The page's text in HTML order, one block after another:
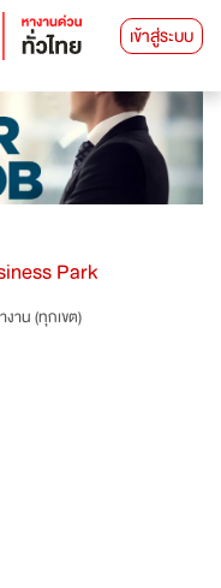
เข้าสู่ระบบ
Park
งาน (ทุกเขต)